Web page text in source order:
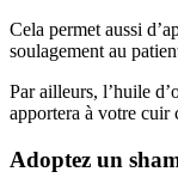
Cela permet aussi
soulagement au
Par ailleurs, l’huile
apportera à votre cuir
Adoptez un